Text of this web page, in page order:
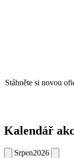
Stáhněte si novou
Kalendář
Srpen2026